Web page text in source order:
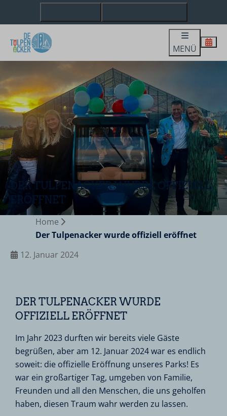
MENÜ
DER TULPENACKER WURDE OFFIZIELL
ERÖFFNET
Home
Der Tulpenacker wurde offiziell eröffnet
12. Januar 2024
DER TULPENACKER WURDE
OFFIZIELL ERÖFFNET
Im Jahr 2023 durften wir bereits viele Gäste
begrüßen, aber am 12. Januar 2024 war es endlich
soweit: die offizielle Eröffnung unseres Parks! Es
war ein großartiger Tag, umgeben von Familie,
Freunden und all den Menschen, die uns geholfen
haben, diesen Traum wahr werden zu lassen.